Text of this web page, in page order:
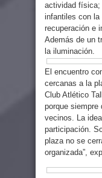
actividad física;
infantiles con la
recuperación e
Además de un
la iluminación.
El encuentro
cercanas a la
Club Atlético
porque siempre
vecinos. La
participación.
plaza no se
organizada”,